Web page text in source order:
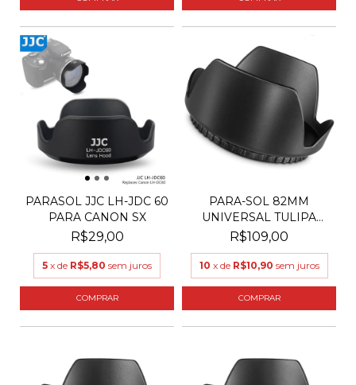
PARASOL JJC LH-JDC 60
PARA CANON SX
R$29,00
5 x de R$5,80 sem juros
PARA-SOL 82MM
UNIVERSAL TULIPA
PARA LENT...
R$109,00
10 x de R$10,90 sem juros